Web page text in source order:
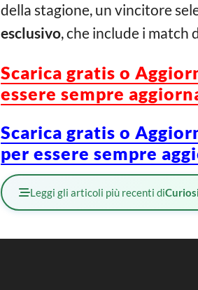
della stagione, un vincitore
esclusivo, che include i
Scarica gratis o
essere sempre
Scarica gratis o
per essere sempre
Leggi gli articoli più recenti di